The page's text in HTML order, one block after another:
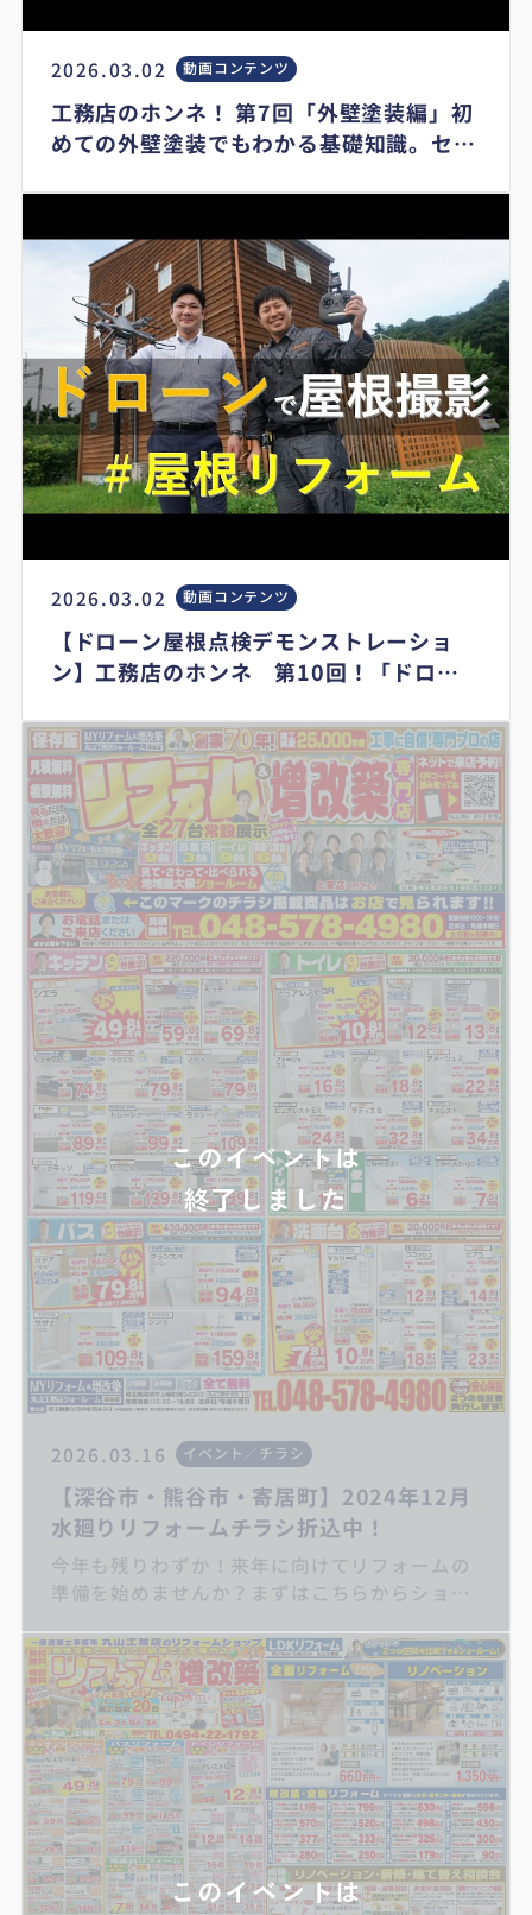
2026.03.02 動画コンテンツ
工務店のホンネ！ 第7回「外壁塗装編」初
めての外壁塗装でもわかる基礎知識。セミ
これを見れば騙されない！
2026.03.02 動画コンテンツ
【ドローン屋根点検デモンストレーショ
ン】工務店のホンネ 第10回！「ドロー
2026.03.16 イベント／チラシ
【深谷市・熊谷市・寄居町】2024年12月
水廻りリフォームチラシ折込中！
今年も残りわずか！来年に向けてリフォームの
準備を始めませんか？まずはこちらからショー
フォーム/お風呂リフォーム/トイレリフォーム/
洗面化粧台リフォーム/給湯器交換/屋根・外壁
リフォーム/住宅省エネ2024キャンペーン/子育
てエコホーム支援事業/先進的窓リノベ2024事
業
このイベントは
終了しました
このイベントは